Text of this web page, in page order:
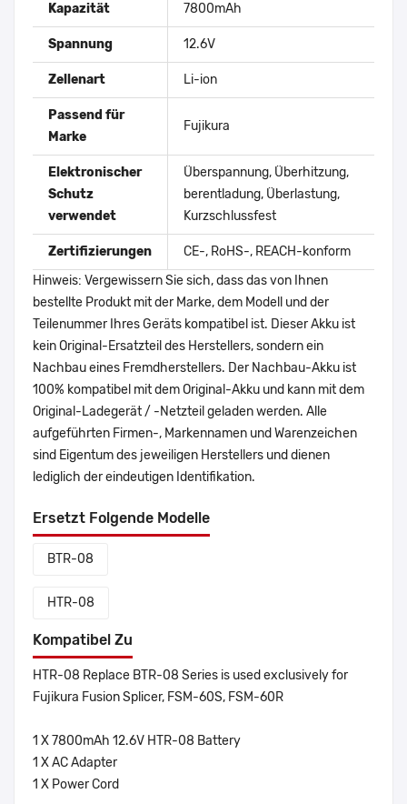
Kapazität 7800mAh
Spannung 12.6V
Zellenart Li-ion
Passend für
Marke
Fujikura
Elektronischer
Schutz
verwendet
Überspannung, Überhitzung,
berentladung, Überlastung,
Kurzschlussfest
Zertifizierungen
CE-, RoHS-, REACH-konform
Hinweis: Vergewissern Sie sich, dass das von Ihnen
bestellte Produkt mit der Marke, dem Modell und der
Teilenummer Ihres Geräts kompatibel ist. Dieser Akku ist
kein Original-Ersatzteil des Herstellers, sondern ein
Nachbau eines Fremdherstellers. Der Nachbau-Akku ist
100% kompatibel mit dem Original-Akku und kann mit dem
Original-Ladegerät / -Netzteil geladen werden. Alle
aufgeführten Firmen-, Markennamen und Warenzeichen
sind Eigentum des jeweiligen Herstellers und dienen
lediglich der eindeutigen Identifikation.
Ersetzt Folgende Modelle
BTR-08
HTR-08
Kompatibel Zu
HTR-08 Replace BTR-08 Series is used exclusively for
Fujikura Fusion Splicer, FSM-60S, FSM-60R
1 X 7800mAh 12.6V HTR-08 Battery
1 X AC Adapter
1 X Power Cord